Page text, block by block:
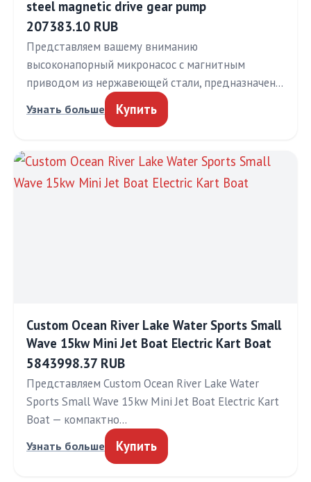
steel magnetic drive gear pump
207383.10 RUB
Представляем вашему вниманию
высоконапорный микронасос с магнитным
приводом из нержавеющей стали, предназначен…
Узнать больше Купить
Custom Ocean River Lake Water Sports Small
Wave 15kw Mini Jet Boat Electric Kart Boat
5843998.37 RUB
Представляем Custom Ocean River Lake Water
Sports Small Wave 15kw Mini Jet Boat Electric Kart
Boat — компактно…
Узнать больше Купить